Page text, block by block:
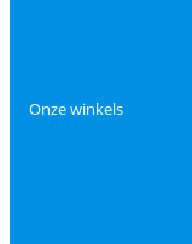
Onze winkels